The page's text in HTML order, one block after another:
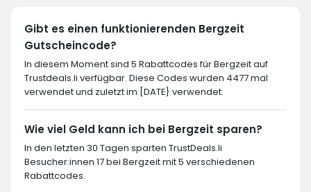
Gibt es einen funktionierenden Bergzeit
Gutscheincode?
In diesem Moment sind 5 Rabattcodes für Bergzeit auf
Trustdeals.li verfügbar. Diese Codes wurden 4477 mal
verwendet und zuletzt im [DATE} verwendet.
Wie viel Geld kann ich bei Bergzeit sparen?
In den letzten 30 Tagen sparten TrustDeals.li
Besucher:innen 17 bei Bergzeit mit 5 verschiedenen
Rabattcodes.